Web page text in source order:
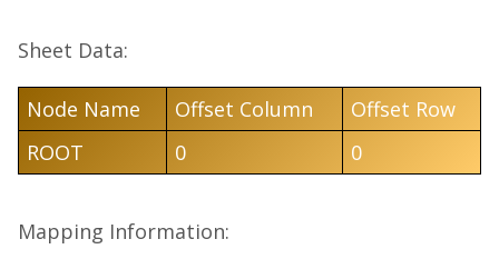
Sheet Data:
Node Name Offset Column
Offset Row
ROOT
0 0
Mapping Information: